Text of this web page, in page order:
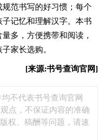
范书写的好习惯；每个
记忆和理解汉字。本书
多，方便携带和阅读，
家长选购。
[来源:书号查询官网]
不代表书号查询官网
观点，不保证内容的准确
权、稿酬等问题，请速